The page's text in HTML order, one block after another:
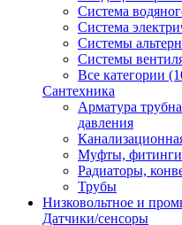
Система
Система
Системы
Системы
Все категории
Сантехника
Арматура
давления
Муфты, фитинги
Радиаторы,
Трубы
Низковольтное и
Датчики/сенсоры